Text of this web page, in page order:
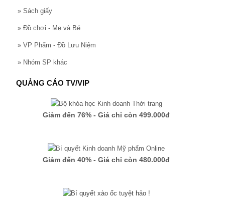
» Sách giấy
» Đồ chơi - Mẹ và Bé
» VP Phẩm - Đồ Lưu Niệm
» Nhóm SP khác
QUẢNG CÁO TV/VIP
Giảm đến 76% - Giá chỉ còn 499.000đ
Giảm đến 40% - Giá chỉ còn 480.000đ